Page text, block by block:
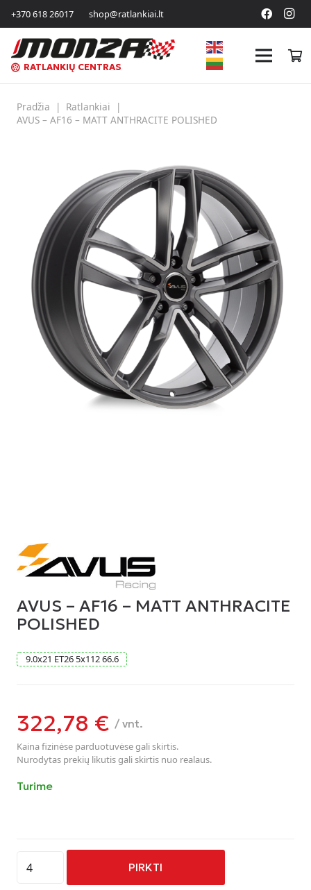
+370 618 26017 shop@ratlankiai.lt
RATLANKIŲ CENTRAS
Pradžia | Ratlankiai
|
AVUS – AF16 – MATT ANTHRACITE POLISHED
AVUS – AF16 – MATT ANTHRACITE
POLISHED
9.0x21 ET26 5x11266.6
322,78 € / vnt.
Kaina fizinėse parduotuvėse gali skirtis.
Nurodytas prekių likutis gali skirtis nuo realaus.
Turime
kiekis:
PIRKTI